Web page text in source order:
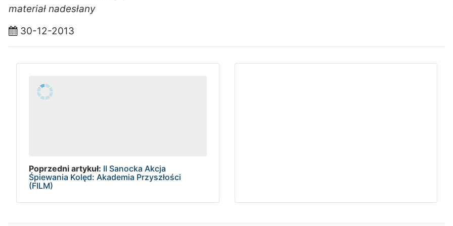
materiał nadesłany
30-12-2013
Poprzedni artykuł: II Sanocka Akcja
Śpiewania Kolęd: Akademia Przyszłości
(FILM)